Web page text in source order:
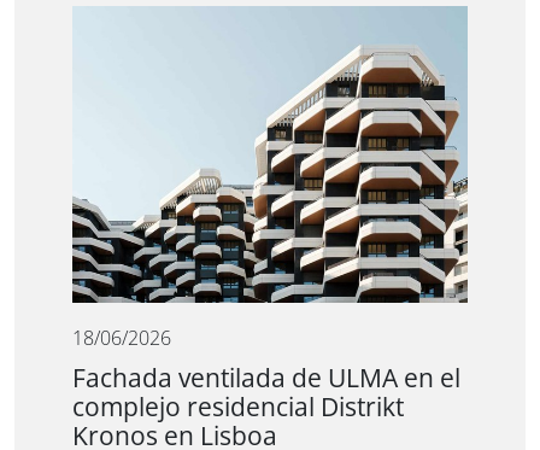
18/06/2026
Fachada ventilada de ULMA en el
complejo residencial Distrikt
Kronos en Lisboa